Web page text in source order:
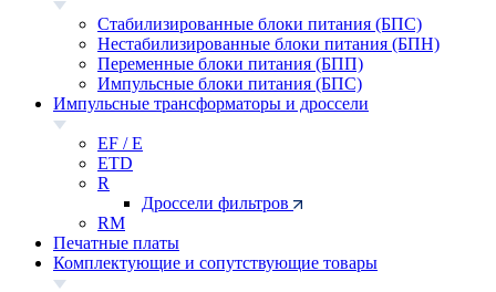
Стабилизированные блоки питания (БПС)
Нестабилизированные блоки питания (БПН)
Переменные блоки питания (БПП)
Импульсные блоки питания (БПС)
Импульсные трансформаторы и дроссели
EF / E
ETD
R
Дроссели фильтров
RM
Печатные платы
Комплектующие и сопутствующие товары